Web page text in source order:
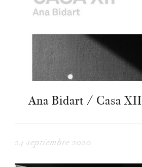
Ana Bidart / Casa XII
24 septiembre 2020